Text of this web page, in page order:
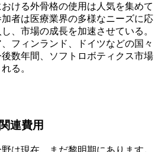
ける外骨格の使用は人気を集めて
者は医療業界の多様なニーズに応
、市場の成長を加速させている。
フィンランド、ドイツなどの国々
数年間、ソフトロボティクス市場
る。
連費用
は現在、まだ黎明期にあります。